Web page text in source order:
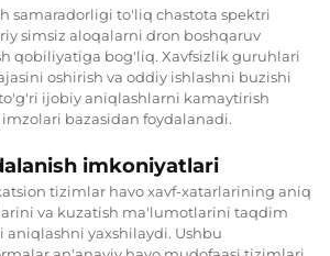
samaradorligi to'liq chastota spektri
simsiz aloqalarni dron boshqaruv
qobiliyatiga bog'liq. Xavfsizlik guruhlari
oshirish va oddiy ishlashni buzishi
ijobiy aniqlashlarni kamaytirish
bazasidan foydalanadi.
imkoniyatlari
tizimlar havo xavf-xatarlarining aniq
va kuzatish ma'lumotlarini taqdim
yaxshilaydi. Ushbu